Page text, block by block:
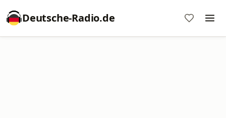
Deutsche-Radio.de